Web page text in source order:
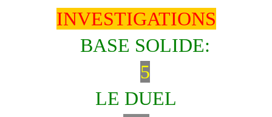
INVESTIGATIONS
BASE SOLIDE:
5
LE DUEL